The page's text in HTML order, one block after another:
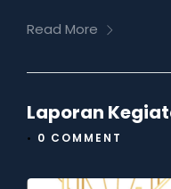
Read More
Laporan
• 0 COMMENT